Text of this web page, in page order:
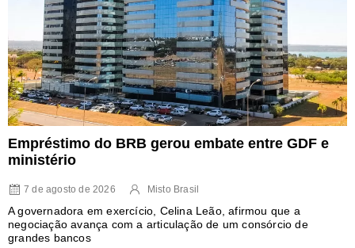
Empréstimo do BRB gerou embate entre GDF e
ministério
7 de agosto de 2026 Misto Brasil
A governadora em exercício, Celina Leão, afirmou que a
negociação avança com a articulação de um consórcio de
grandes bancos